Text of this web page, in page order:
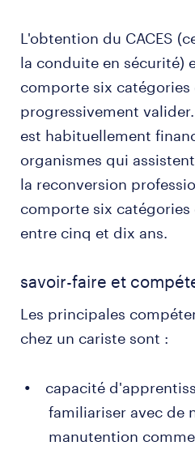
L'obtention du CACES
la conduite en sécurité)
comporte six catégories
progressivement
est habituellement
organismes qui
la reconversion
comporte six catégories
entre cinq et dix ans.
savoir-faire et
Les principales
chez un cariste sont :
capacité
familiariser avec de
manutention